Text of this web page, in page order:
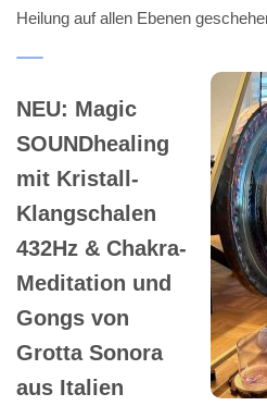
Heilung auf allen Ebenen
NEU: Magic
SOUNDhealing
mit Kristall-
Klangschalen
432Hz & Chakra-
Meditation und
Gongs von
Grotta Sonora
aus Italien